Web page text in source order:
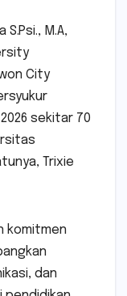
M.A,
City
sekitar 70
Trixie
komitmen
dan